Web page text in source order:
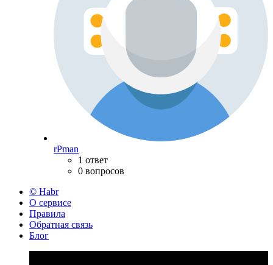
rPman
1 ответ
0 вопросов
© Habr
О сервисе
Правила
Обратная связь
Блог